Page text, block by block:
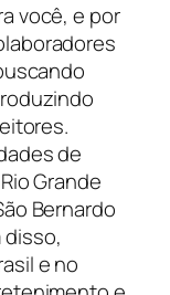
você, e por
de
Grande
Bernardo
disso,
e no